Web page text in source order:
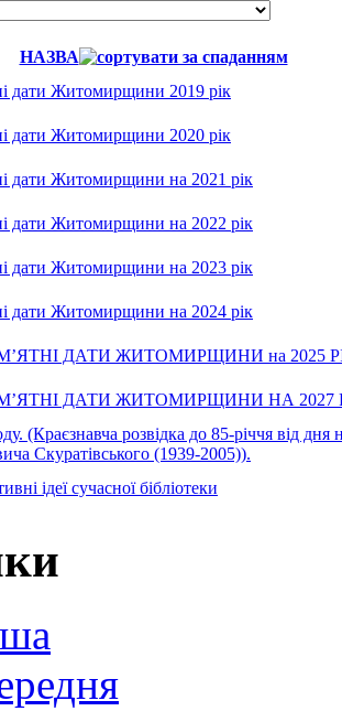
НАЗВА
дати Житомирщини 2019 рік
дати Житомирщини 2020 рік
дати Житомирщини на 2021 рік
дати Житомирщини на 2022 рік
дати Житомирщини на 2023 рік
дати Житомирщини на 2024 рік
ДАТИ ЖИТОМИРЩИНИ на 2025
ДАТИ ЖИТОМИРЩИНИ НА 2027
(Краєзнавча розвідка до 85-річчя від дня
Скуратівського (1939-2005)).
ідеї сучасної бібліотеки